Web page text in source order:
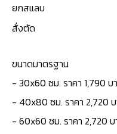
ยกสแลบ
สั่งตัด
ขนาดมาตรฐาน
- 30x60 ซม. ราคา 1,790 บ
- 40x80 ซม. ราคา 2,720
- 60x60 ซม. ราคา 2,720